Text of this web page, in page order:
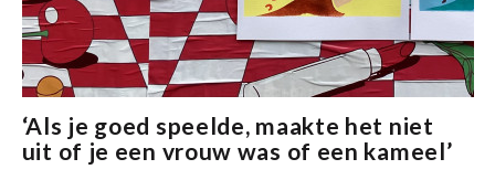
‘Als je goed speelde, maakte het niet
uit of je een vrouw was of een kameel’